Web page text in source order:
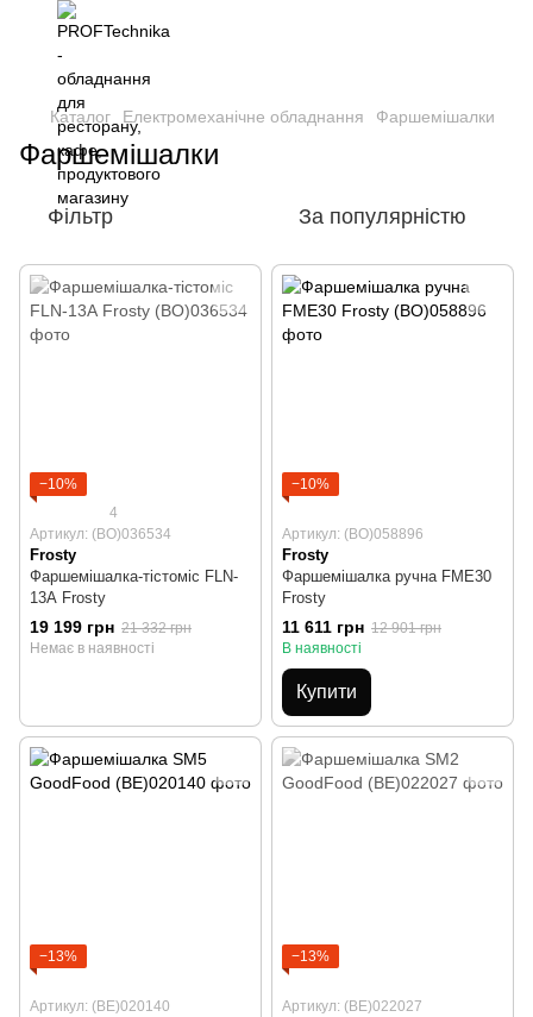
Каталог Електромеханічне обладнання Фаршемішалки
Фаршемішалки
Фільтр За популярністю
−10%
4
Артикул: (BO)036534
Frosty
Фаршемішалка-тістоміс FLN-
13А Frosty
19 199 грн 21 332 грн
Немає в наявності
−10%
Артикул: (BO)058896
Frosty
Фаршемішалка ручна FME30
Frosty
11 611 грн 12 901 грн
В наявності
Купити
−13%
Артикул: (BE)020140
−13%
Артикул: (BE)022027